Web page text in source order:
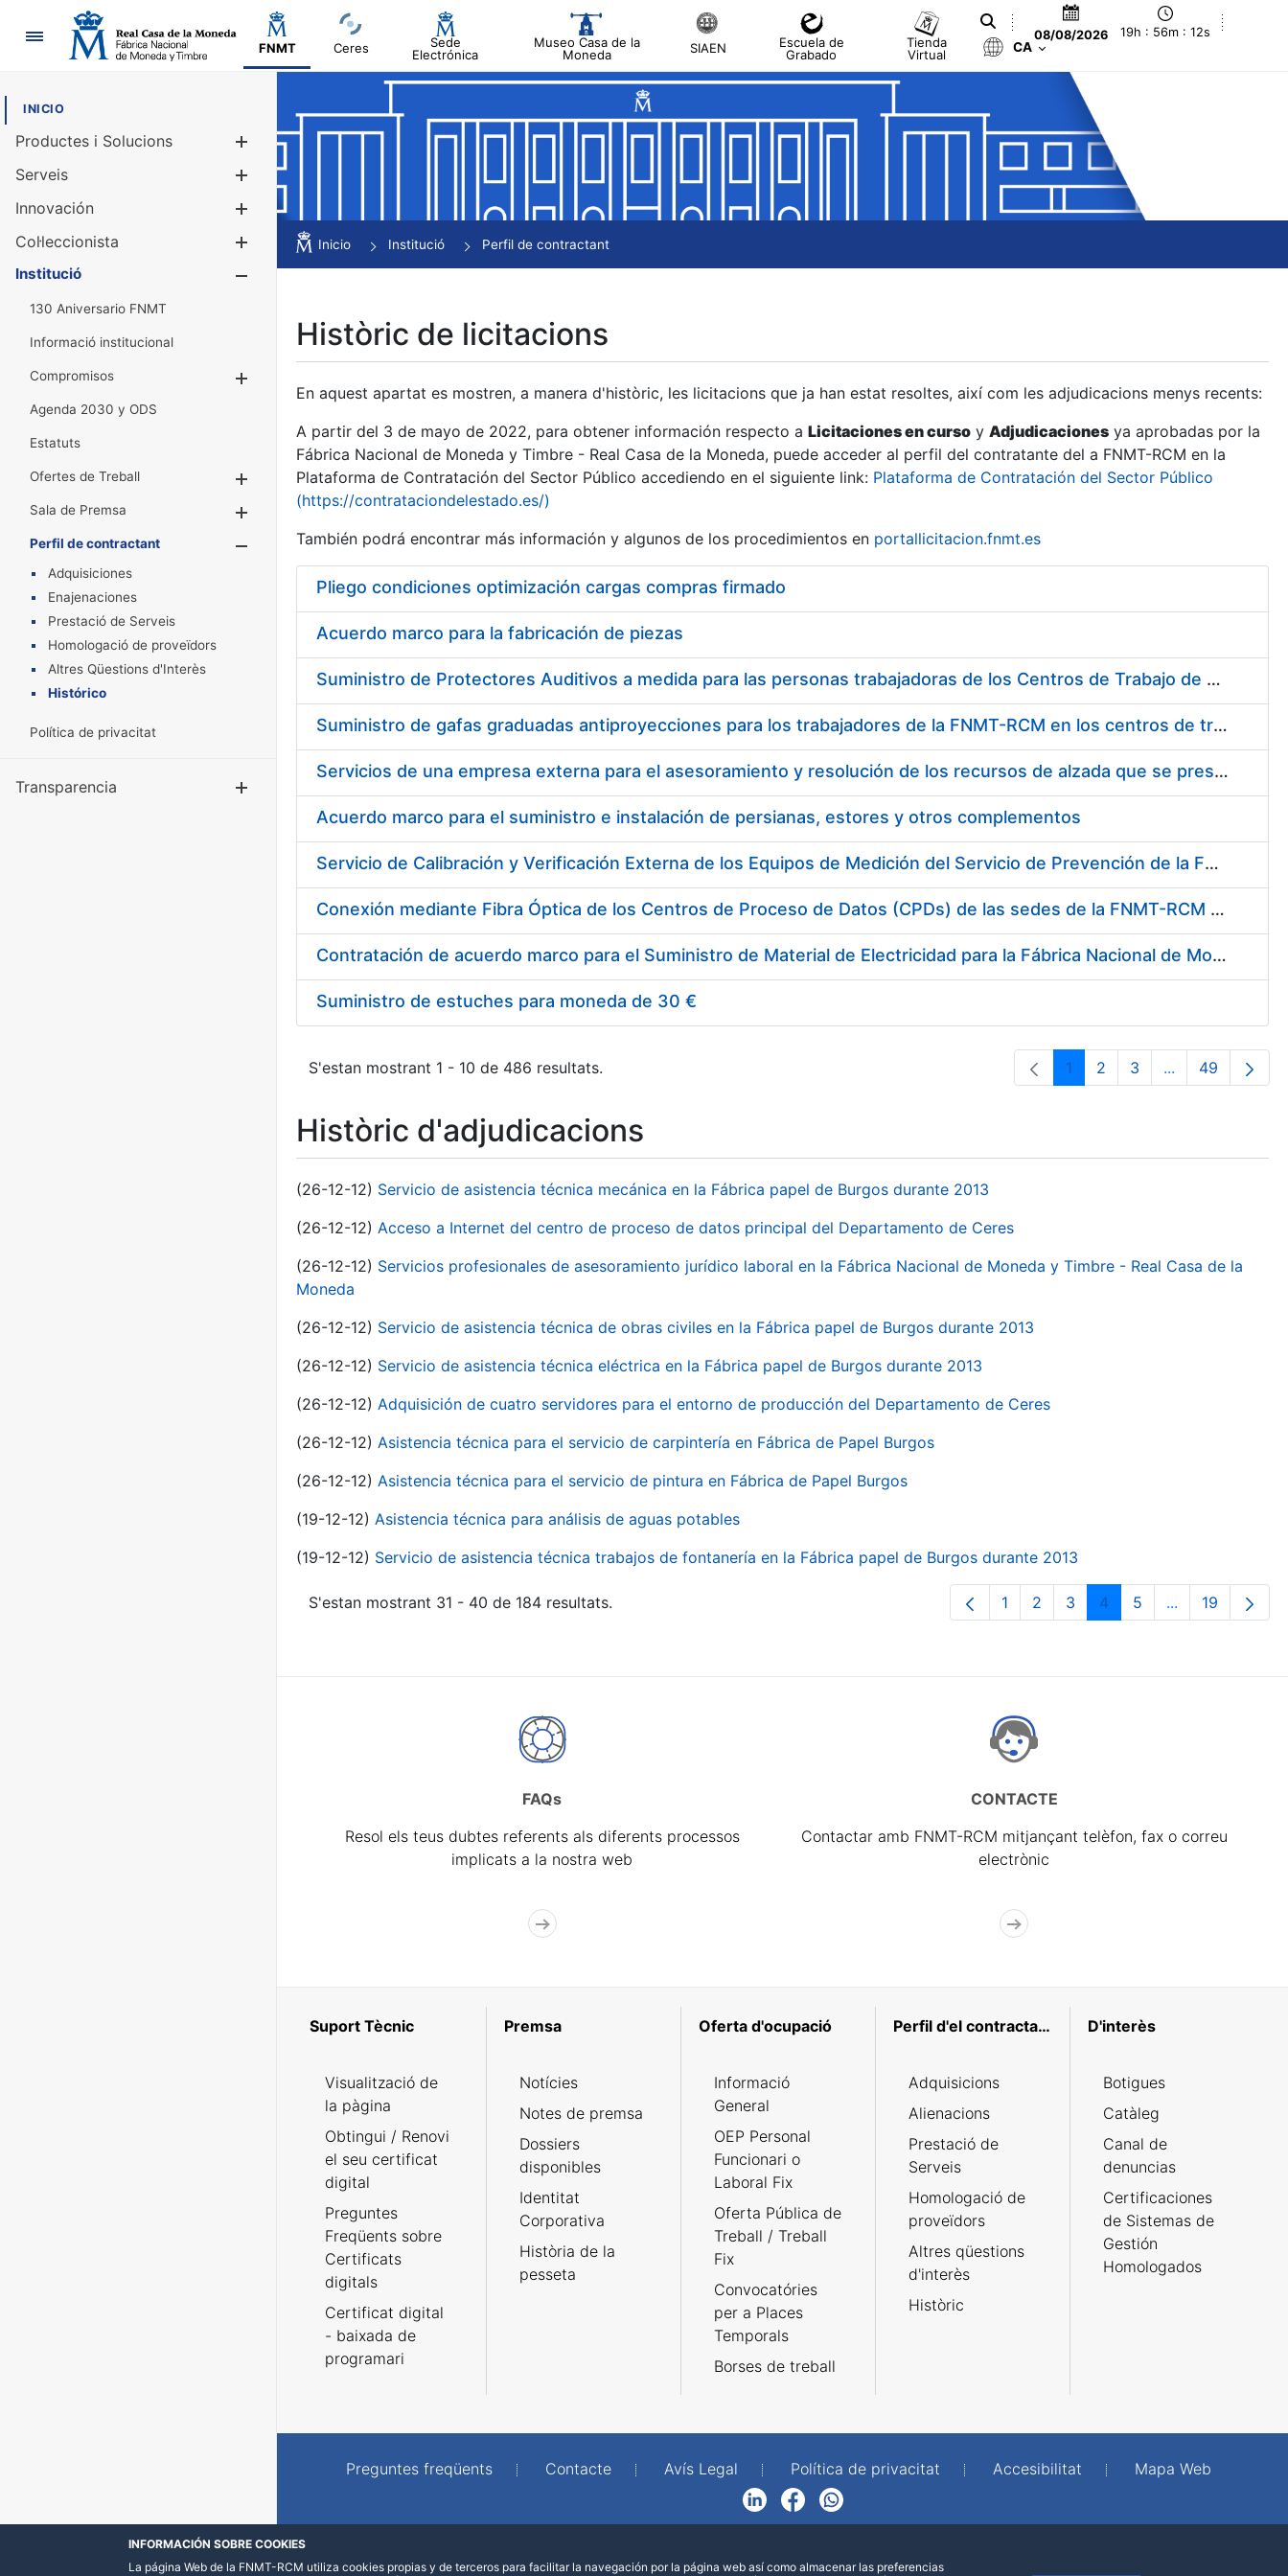
Navegació
FNMT Ceres
Sede
Electrónica
Museo Casa de la
Moneda
SIAEN
Escuela de
Grabado
Tienda
Virtual
08/08/2026 19h : 56m : 12s
CA
INICIO
Productes i Solucions
Mostra/Amaga
Serveis
Innovación
Col·leccionista
Mostra/Amaga
Institució
130 Aniversario FNMT
Informació institucional
Compromisos
Agenda 2030 y ODS
Estatuts
Ofertes de Treball
Mostra/Amaga
Sala de Premsa
Mostra/Amaga
Perfil de contractant
Mostra/Amaga
Adquisiciones
Enajenaciones
Prestació de Serveis
Homologació de proveïdors
Altres Qüestions d'Interès
Histórico
Política de privacitat
Transparencia
Inicio Institució Perfil de contractant
Històric de licitacions
En aquest apartat es mostren, a manera d'històric, les licitacions que ja han estat resoltes, així com les adjudicacions menys recents:
A partir del 3 de mayo de 2022, para obtener información respecto a Licitaciones en curso y Adjudicaciones ya aprobadas por la
Fábrica Nacional de Moneda y Timbre - Real Casa de la Moneda, puede acceder al perfil del contratante del a FNMT-RCM en la
Plataforma de Contratación del Sector Público accediendo en el siguiente link: Plataforma de Contratación del Sector Público
(https://contrataciondelestado.es/)
También podrá encontrar más información y algunos de los procedimientos en portallicitacion.fnmt.es
Pliego condiciones optimización cargas compras firmado
Acuerdo marco para la fabricación de piezas
Suministro de Protectores Auditivos a medida para las personas trabajadoras de los Centros de Trabajo de Madrid y Burgos
Suministro de gafas graduadas antiproyecciones para los trabajadores de la FNMT-RCM en los centros de trabajo de Madrid y Burgos
Servicios de una empresa externa para el asesoramiento y resolución de los recursos de alzada que se presentan relacionados con procesos de selección para la FNMT-RCM
Acuerdo marco para el suministro e instalación de persianas, estores y otros complementos
Servicio de Calibración y Verificación Externa de los Equipos de Medición del Servicio de Prevención de la FNMT-RCM
Conexión mediante Fibra Óptica de los Centros de Proceso de Datos (CPDs) de las sedes de la FNMT-RCM de Burgos y Madrid
Contratación de acuerdo marco para el Suministro de Material de Electricidad para la Fábrica Nacional de Moneda y Timbre-Real Casa de la Moneda en su centro de trabajo de Burgos
Suministro de estuches para moneda de 30 €
S'estan mostrant 1 - 10 de 486 resultats. Pàgina
1 Pàgina
2 Pàgina
3 ...PàginesPàgina
49
Històric d'adjudicacions
(26-12-12) Servicio de asistencia técnica mecánica en la Fábrica papel de Burgos durante 2013
(26-12-12) Acceso a Internet del centro de proceso de datos principal del Departamento de Ceres
(26-12-12) Servicios profesionales de asesoramiento jurídico laboral en la Fábrica Nacional de Moneda y Timbre - Real Casa de la
Moneda
(26-12-12) Servicio de asistencia técnica de obras civiles en la Fábrica papel de Burgos durante 2013
(26-12-12) Servicio de asistencia técnica eléctrica en la Fábrica papel de Burgos durante 2013
(26-12-12) Adquisición de cuatro servidores para el entorno de producción del Departamento de Ceres
(26-12-12) Asistencia técnica para el servicio de carpintería en Fábrica de Papel Burgos
(26-12-12) Asistencia técnica para el servicio de pintura en Fábrica de Papel Burgos
(19-12-12) Asistencia técnica para análisis de aguas potables
(19-12-12) Servicio de asistencia técnica trabajos de fontanería en la Fábrica papel de Burgos durante 2013
S'estan mostrant 31 - 40 de 184 resultats. Pàgina
1 Pàgina
2 Pàgina
3 Pàgina
4 Pàgina
5 ...PàginesPàgina
19
FAQs
Resol els teus dubtes referents als diferents processos
implicats a la nostra web
CONTACTE
Contactar amb FNMT-RCM mitjançant telèfon, fax o correu
electrònic
Suport Tècnic
Visualització de
la pàgina
Obtingui / Renovi
el seu certificat
digital
Preguntes
Freqüents sobre
Certificats
digitals
Certificat digital
- baixada de
programari
Premsa
Notícies
Notes de premsa
Dossiers
disponibles
Identitat
Corporativa
Història de la
pesseta
Oferta d'ocupació
Informació
General
OEP Personal
Funcionari o
Laboral Fix
Oferta Pública de
Treball / Treball
Fix
Convocatóries
per a Places
Temporals
Borses de treball
Perfil d'el contractant
Adquisicions
Alienacions
Prestació de
Serveis
Homologació de
proveïdors
Altres qüestions
d'interès
Històric
D'interès
Botigues
Catàleg
Canal de
denuncias
Certificaciones
de Sistemas de
Gestión
Homologados
Preguntes freqüents Contacte Avís Legal Política de privacitat Accesibilitat
Mapa Web
FacebookWhatsApp
INFORMACIÓN SOBRE COOKIES
La página Web de la FNMT-RCM utiliza cookies propias y de terceros para facilitar la navegación por la página web así como almacenar las preferencias